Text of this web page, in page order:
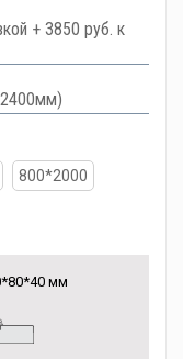
+ 3850 руб. к
800*2000
мм